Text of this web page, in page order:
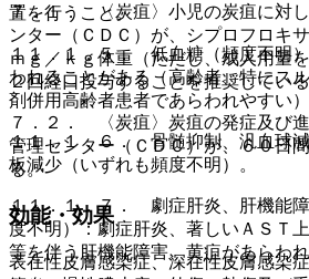
置を行うこと。
１１．１．５． 低血糖（頻度不明
われることがある（高齢者、特にス
剤併用高齢者患者であらわれやすい）
１１．１．６． 骨髄抑制、汎血球
板減少（いずれも頻度不明）。
１１．１．７． 劇症肝炎、肝機能
度不明）：劇症肝炎、著しいＡＳＴ
等を伴う肝機能障害、黄疸があらわ
７．１． 〈炭疽〉小児の炭疽に対
ンター（ＣＤＣ）が、シプロフロキ
ｍｇ／ｋｇ体重（ただし、成人用量
２回経口投与することを推奨してい
７．２． 〈炭疽〉炭疽の発症及び
管理センター（ＣＤＣ）が、６０日
る。
効能・効果
表在性皮膚感染症、深在性皮膚感染